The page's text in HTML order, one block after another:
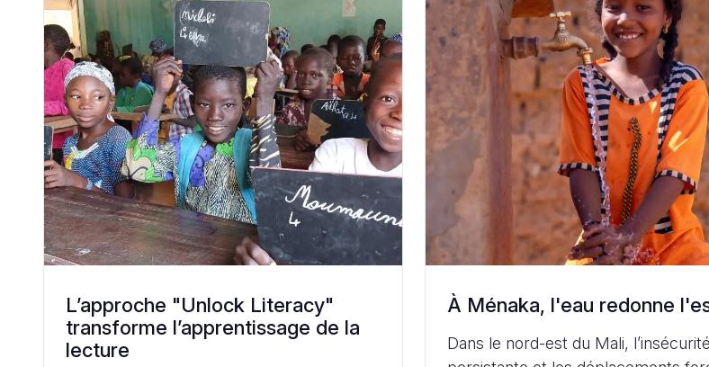
L’approche "Unlock Literacy"
transforme l’apprentissage de la
lecture
À Ménaka, l'eau redonne
Dans le nord-est du Mali, l’insécurité